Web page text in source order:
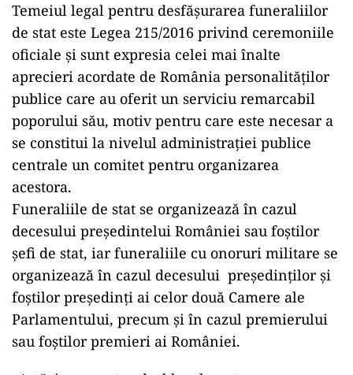
Temeiul legal pentru desfășurarea funeraliilor
de stat este Legea 215/2016 privind ceremoniile
oficiale și sunt expresia celei mai înalte
aprecieri acordate de România personalităților
publice care au oferit un serviciu remarcabil
poporului său, motiv pentru care este necesar a
se constitui la nivelul administrației publice
centrale un comitet pentru organizarea
acestora.
Funeraliile de stat se organizează în cazul
decesului președintelui României sau foștilor
șefi de stat, iar funeraliile cu onoruri militare se
organizează în cazul decesului președinților și
foștilor președinți ai celor două Camere ale
Parlamentului, precum și în cazul premierului
sau foștilor premieri ai României.